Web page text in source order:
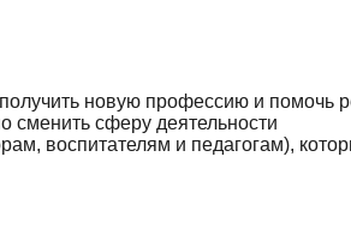
новую профессию и помочь
сменить сферу деятельности
воспитателям и педагогам),